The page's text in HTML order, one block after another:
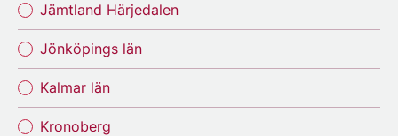
Jämtland Härjedalen
Jönköpings län
Kalmar län
Kronoberg